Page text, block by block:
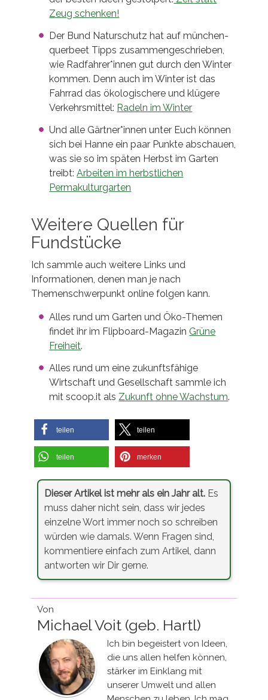
Zeug schenken!
Der Bund Naturschutz hat auf münchen-
querbeet Tipps zusammengeschrieben,
wie Radfahrer*innen gut durch den Winter
kommen. Denn auch im Winter ist das
Fahrrad das ökologischere und klügere
Verkehrsmittel: Radeln im Winter
Und alle Gärtner*innen unter Euch können
sich bei Hanne ein paar Punkte abschauen,
was sie so im späten Herbst im Garten
treibt:Arbeiten im herbstlichen
Permakulturgarten
Weitere Quellen für
Fundstücke
Ich sammle auch weitere Links und
Informationen, denen man je nach
Themenschwerpunkt online folgen kann.
Alles rund um Garten und Öko-Themen
findet ihr im Flipboard-Magazin Grüne
Freiheit.
Alles rund um eine zukunftsfähige
Wirtschaft und Gesellschaft sammle ich
mit scoop.it als Zukunft ohne Wachstum.
teilen teilen
teilen merken
Dieser Artikel ist mehr als ein Jahr alt. Es
muss daher nicht sein, dass wir jedes
einzelne Wort immer noch so schreiben
würden wie damals. Wenn Fragen sind,
kommentiere einfach zum Artikel, dann
antworten wir Dir gerne.
Von
Michael Voit (geb. Hartl)
Ich bin begeistert von Ideen,
die uns allen helfen können,
stärker im Einklang mit
unserer Umwelt und allen